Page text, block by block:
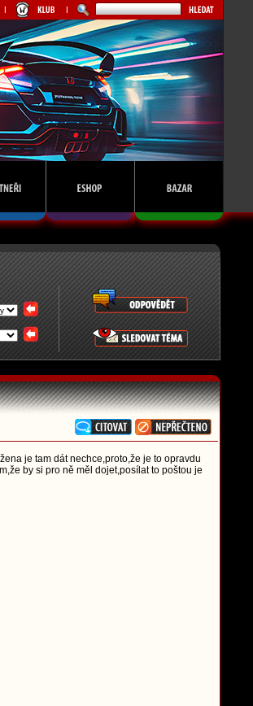
je tam dát nechce,proto,že je to opravdu
by si pro ně měl dojet,posílat to poštou je